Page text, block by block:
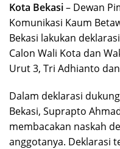
Kota Bekasi– Dewan
Komunikasi Kaum
Bekasi lakukan
Calon Wali Kota dan
Urut 3, Tri Adhianto
Dalam deklarasi
Bekasi, Suprapto
membacakan naskah
anggotanya. Deklarasi